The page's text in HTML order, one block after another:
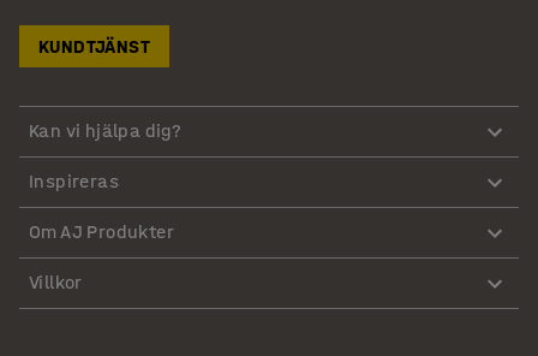
KUNDTJÄNST
Kan vi hjälpa dig?
Inspireras
Om AJ Produkter
Villkor